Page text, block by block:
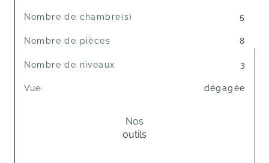
Nombre de chambre(s) 5
Nombre de pièces 8
Nombre de niveaux 3
Vue dégagée
Nos
outils